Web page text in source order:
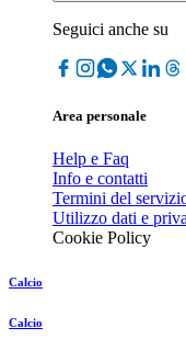
Seguici anche su
Area personale
Help e Faq
Info e contatti
Termini del
Utilizzo dati e
Cookie Policy
Calcio
Calcio